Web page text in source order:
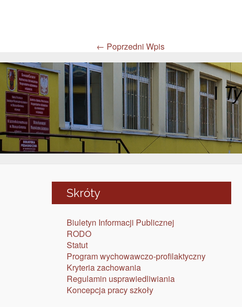
← Poprzedni Wpis
ITy
Skróty
Biuletyn Informacji Publicznej
RODO
Statut
Program wychowawczo-profilaktyczny
Kryteria zachowania
Regulamin usprawiedliwiania
Koncepcja pracy szkoły